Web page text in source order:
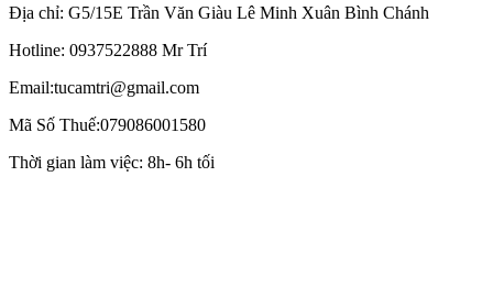
Địa chỉ: G5/15E Trần Văn Giàu Lê Minh Xuân Bình Chánh
Hotline: 0937522888 Mr Trí
Email:tucamtri@gmail.com
Mã Số Thuế:079086001580
Thời gian làm việc: 8h- 6h tối